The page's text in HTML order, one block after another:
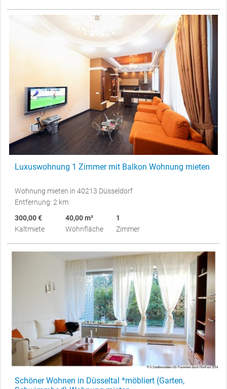
Luxuswohnung 1 Zimmer mit Balkon Wohnung mieten
Wohnung mieten in 40213 Düsseldorf
Entfernung: 2 km
300,00 €
Kaltmiete
40,00 m²
Wohnfläche
1
Zimmer
Schöner Wohnen in Düsseltal *möbliert (Garten,